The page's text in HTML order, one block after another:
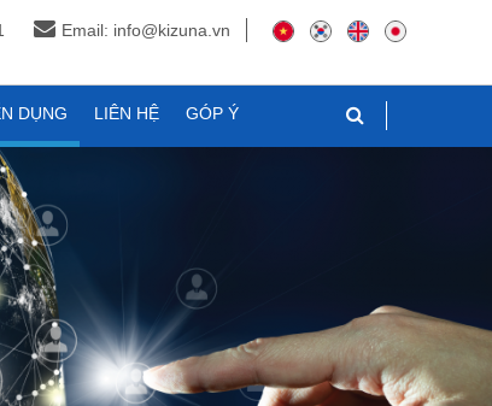
Email: info@kizuna.vn
DỤNG LIÊN HỆ GÓP Ý